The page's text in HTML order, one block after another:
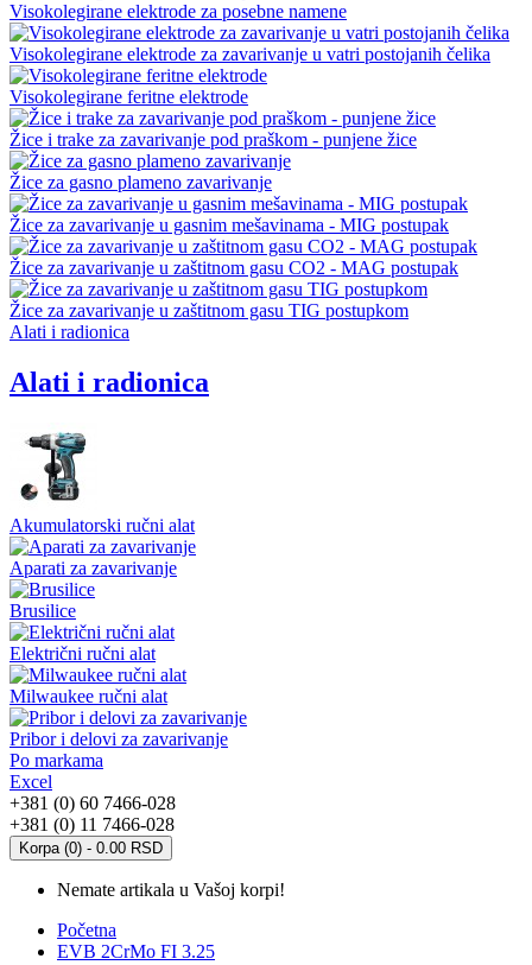
Visokolegirane elektrode za posebne namene
Visokolegirane elektrode za zavarivanje u vatri postojanih čelika
Visokolegirane feritne elektrode
Žice i trake za zavarivanje pod praškom - punjene žice
Žice za gasno plameno zavarivanje
Žice za zavarivanje u gasnim mešavinama - MIG postupak
Žice za zavarivanje u zaštitnom gasu CO2 - MAG postupak
Žice za zavarivanje u zaštitnom gasu TIG postupkom
Alati i radionica
Alati i radionica
Akumulatorski ručni alat
Aparati za zavarivanje
Brusilice
Električni ručni alat
Milwaukee ručni alat
Pribor i delovi za zavarivanje
Po markama
Excel
+381 (0) 60 7466-028
+381 (0) 11 7466-028
Korpa (0) - 0.00 RSD
Nemate artikala u Vašoj korpi!
Početna
EVB 2CrMo FI 3.25